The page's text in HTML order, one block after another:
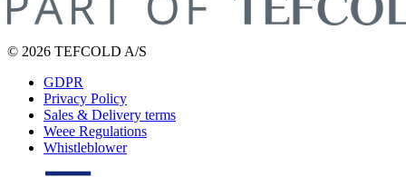
© 2026 TEFCOLD A/S
GDPR
Privacy Policy
Sales & Delivery terms
Weee Regulations
Whistleblower